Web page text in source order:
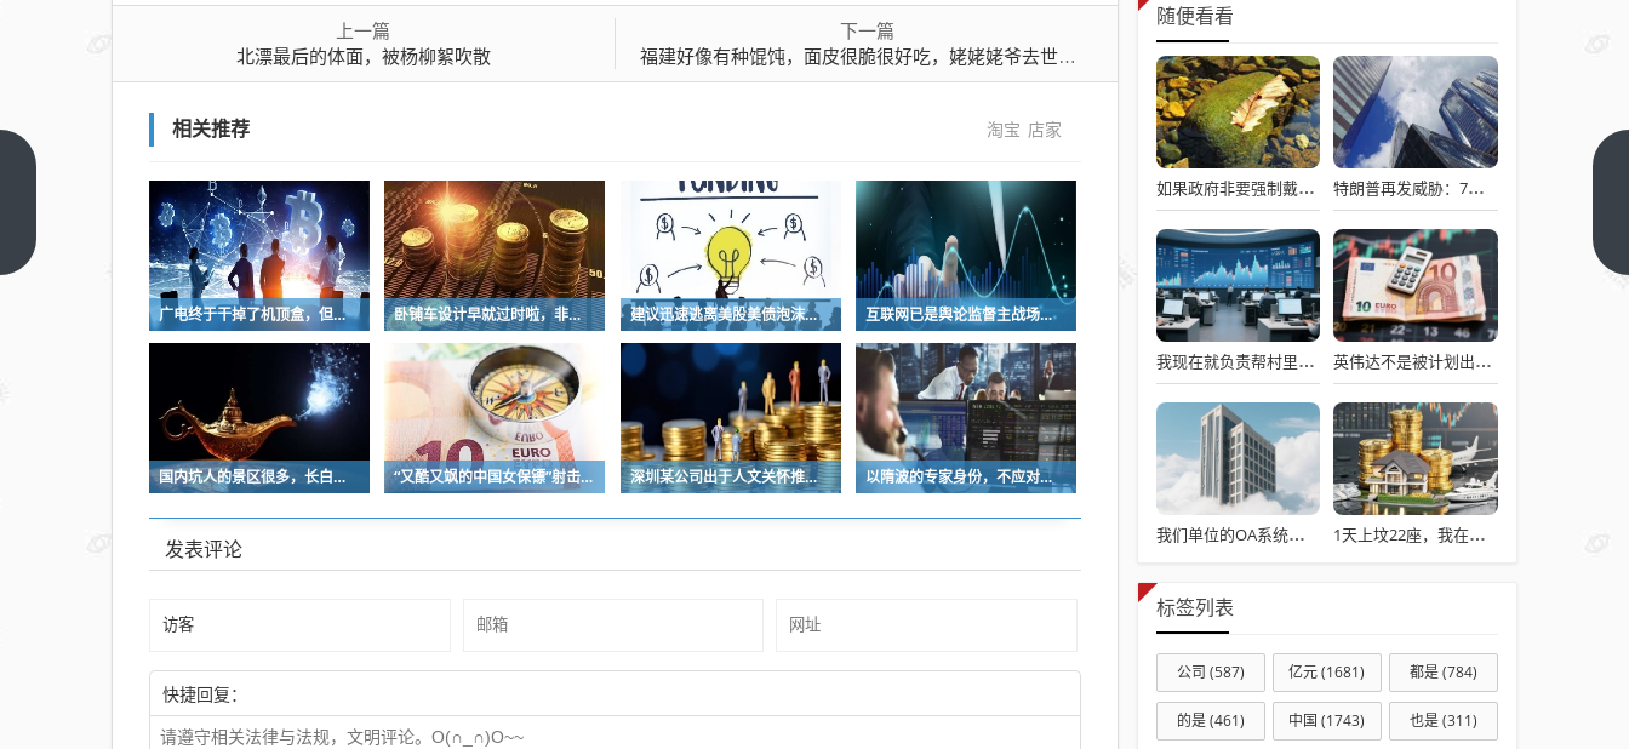
上一篇
北漂最后的体面，被杨柳絮吹散
下一篇
福建好像有种馄饨，面皮很脆很好吃，姥姥姥爷去世后，家里就没一个人知道怎么做了
相关推荐 淘宝 店家
广电终于干掉了机顶盒，但现在没多少人看电视了… 卧铺车设计早就过时啦，非常不具备人性化 建议迅速逃离美股美债泡沫，AI正加速而非延缓其泡沫破裂 互联网已是舆论监督主战场，让我们用这五点珍惜它
国内坑人的景区很多，长白天池只是其中被坑印象最深的那一个 “又酷又飒的中国女保镖”射击夺冠 深圳某公司出于人文关怀推出内部托管，结果无孩单身员工举报了，核心理由有两个 以隋波的专家身份，不应对没统一标准的口味指手画脚，依仗专家身份欺负一线厨师
发表评论
快捷回复：
随便看看
如果政府非要强制戴头盔，就得先让电动自行车有个放头盔的地方 特朗普再发威胁：7日20时是“最后期限”
我现在就负责帮村里申请建房的工作，现在村里不是盖不起，是没地没指标！ 英伟达不是被计划出来的
我们单位的OA系统，简直已经成了累赘 1天上坟22座，我在偶像坟头忙疯了
标签列表
公司 (587) 亿元(1681) 都是(784)
的是(461) 中国 (1743) 也是(311)